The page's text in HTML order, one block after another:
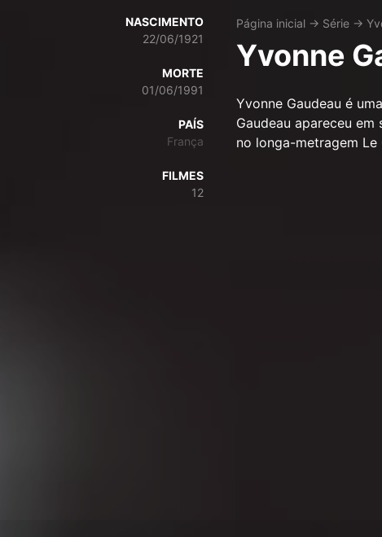
NASCIMENTO
22/06/1921
MORTE
01/06/1991
PAÍS
França
FILMES
12
Página inicial → Série →
Yvonne
Yvonne Gaudeau é
Gaudeau apareceu
no longa-metragem Le